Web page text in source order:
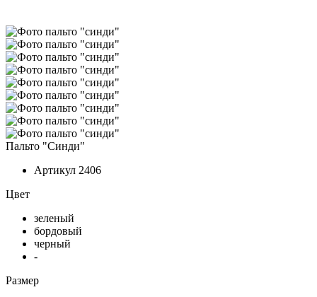
Пальто "Синди"
Артикул 2406
Цвет
зеленый
бордовый
черный
-
Размер